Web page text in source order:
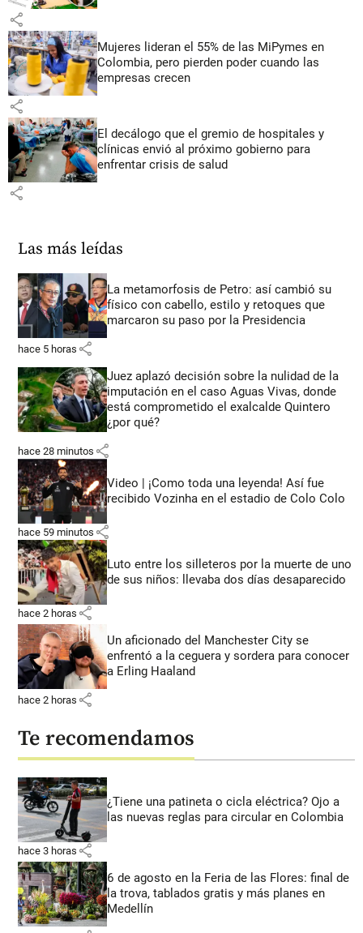
share
Mujeres lideran el 55% de las MiPymes en
Colombia, pero pierden poder cuando las
empresas crecen
share
El decálogo que el gremio de hospitales y
clínicas envió al próximo gobierno para
enfrentar crisis de salud
share
Las más leídas
La metamorfosis de Petro: así cambió su
físico con cabello, estilo y retoques que
marcaron su paso por la Presidencia
hace 5 horas share
Juez aplazó decisión sobre la nulidad de la
imputación en el caso Aguas Vivas, donde
está comprometido el exalcalde Quintero
¿por qué?
hace 28 minutos share
Video | ¡Como toda una leyenda! Así fue
recibido Vozinha en el estadio de Colo Colo
hace 59 minutos share
Luto entre los silleteros por la muerte de uno
de sus niños: llevaba dos días desaparecido
hace 2 horas share
Un aficionado del Manchester City se
enfrentó a la ceguera y sordera para conocer
a Erling Haaland
hace 2 horas share
Te recomendamos
¿Tiene una patineta o cicla eléctrica? Ojo a
las nuevas reglas para circular en Colombia
hace 3 horas share
6 de agosto en la Feria de las Flores: final de
la trova, tablados gratis y más planes en
Medellín